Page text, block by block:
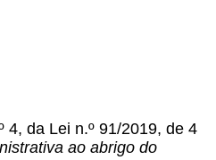
4, da Lei n.º 91/2019, de 4
ao abrigo do